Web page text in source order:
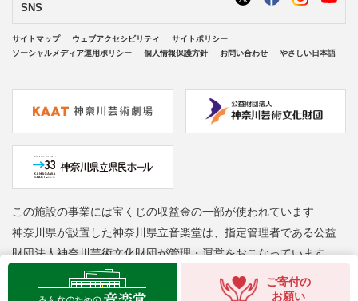
ご寄付の
お願い
SNS
サイトマップ ウェブアクセシビリティ
サイトポリシー
ソーシャルメディア運用ポリシー
個人情報保護方針 お問い合わせ やさしい日本語
この施設の事業には宝くじの収益金の一部が使われています
神奈川県が設置した神奈川県立音楽堂は、指定管理者である公益
財団法人神奈川芸術文化財団が管理・運営をおこなっています
Copyright © Kanagawa Arts Foundation. All rights reserved.